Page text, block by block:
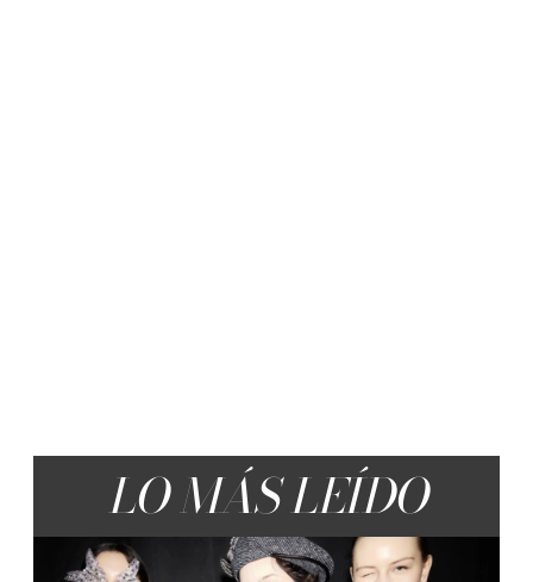
LO MÁS LEÍDO